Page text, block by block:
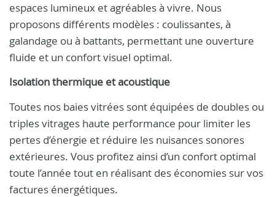
espaces lumineux et agréables à vivre. Nous
proposons différents modèles : coulissantes, à
galandage ou à battants, permettant une ouverture
fluide et un confort visuel optimal.
Isolation thermique et acoustique
Toutes nos baies vitrées sont équipées de doubles ou
triples vitrages haute performance pour limiter les
pertes d’énergie et réduire les nuisances sonores
extérieures. Vous profitez ainsi d’un confort optimal
toute l’année tout en réalisant des économies sur vos
factures énergétiques.